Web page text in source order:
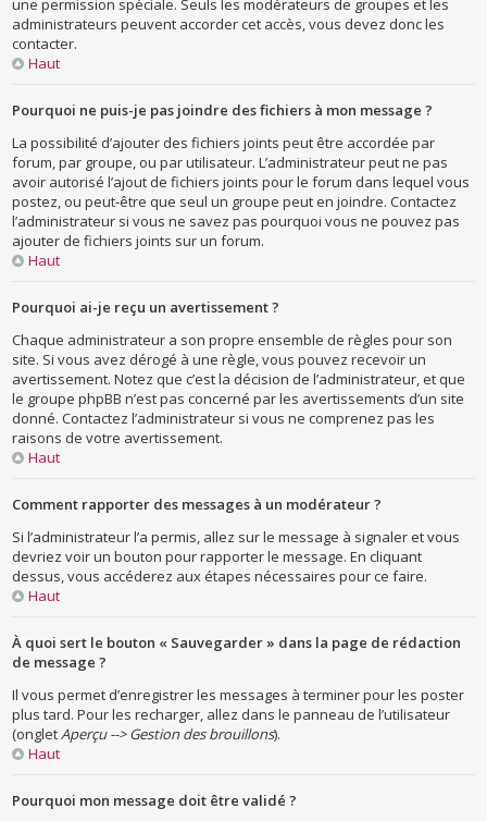
une permission spéciale. Seuls les modérateurs de groupes et les
administrateurs peuvent accorder cet accès, vous devez donc les
contacter.
Haut
Pourquoi ne puis-je pas joindre des fichiers à mon message ?
La possibilité d’ajouter des fichiers joints peut être accordée par
forum, par groupe, ou par utilisateur. L’administrateur peut ne pas
avoir autorisé l’ajout de fichiers joints pour le forum dans lequel vous
postez, ou peut-être que seul un groupe peut en joindre. Contactez
l’administrateur si vous ne savez pas pourquoi vous ne pouvez pas
ajouter de fichiers joints sur un forum.
Haut
Pourquoi ai-je reçu un avertissement ?
Chaque administrateur a son propre ensemble de règles pour son
site. Si vous avez dérogé à une règle, vous pouvez recevoir un
avertissement. Notez que c’est la décision de l’administrateur, et que
le groupe phpBB n’est pas concerné par les avertissements d’un site
donné. Contactez l’administrateur si vous ne comprenez pas les
raisons de votre avertissement.
Haut
Comment rapporter des messages à un modérateur ?
Si l’administrateur l’a permis, allez sur le message à signaler et vous
devriez voir un bouton pour rapporter le message. En cliquant
dessus, vous accéderez aux étapes nécessaires pour ce faire.
Haut
À quoi sert le bouton « Sauvegarder » dans la page de rédaction
de message ?
Il vous permet d’enregistrer les messages à terminer pour les poster
plus tard. Pour les recharger, allez dans le panneau de l’utilisateur
(ongletAperçu --> Gestion des brouillons).
Haut
Pourquoi mon message doit être validé ?